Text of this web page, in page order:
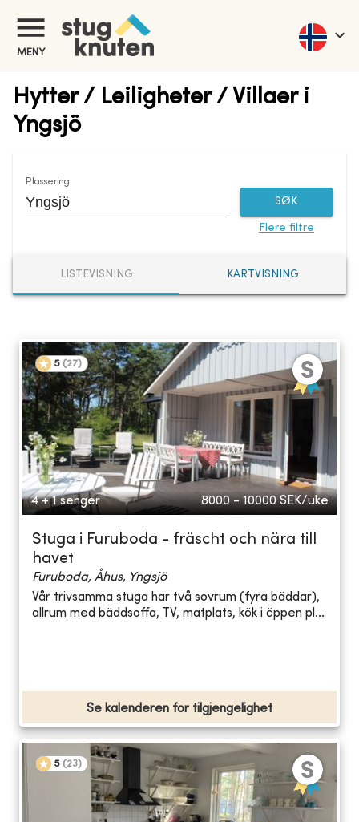
MENY
Hytter / Leiligheter / Villaer i
Yngsjö
Plassering
SØK
Flere filtre
LISTEVISNING KARTVISNING
5 (27)
4 + 1 senger 8000 - 10000 SEK/uke
Stuga i Furuboda - fräscht och nära till
havet
Furuboda, Åhus, Yngsjö
Vår trivsamma stuga har två sovrum (fyra bäddar),
allrum med bäddsoffa, TV, matplats, kök i öppen pl...
Se kalenderen for tilgjengelighet
5 (23)